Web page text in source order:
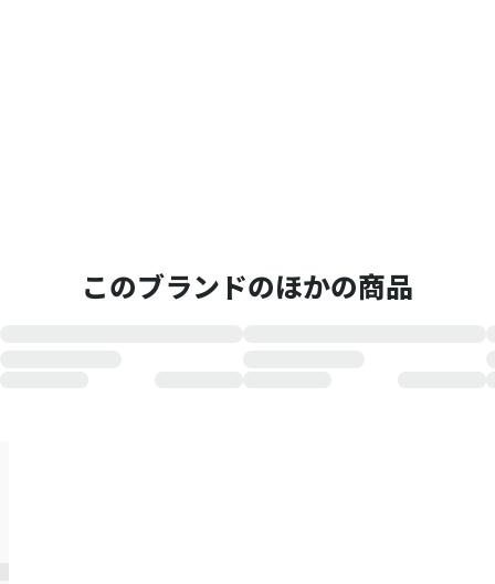
このブランドのほかの商品